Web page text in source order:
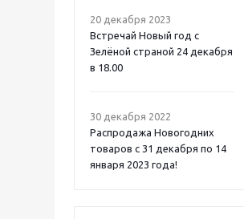
20 декабря 2023
Встречай Новый год с
Зелёной страной 24 декабря
в 18.00
30 декабря 2022
Распродажа Новогодних
товаров с 31 декабря по 14
января 2023 года!